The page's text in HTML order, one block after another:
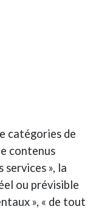
catégories de
contenus
», la
ou prévisible
», « de tout